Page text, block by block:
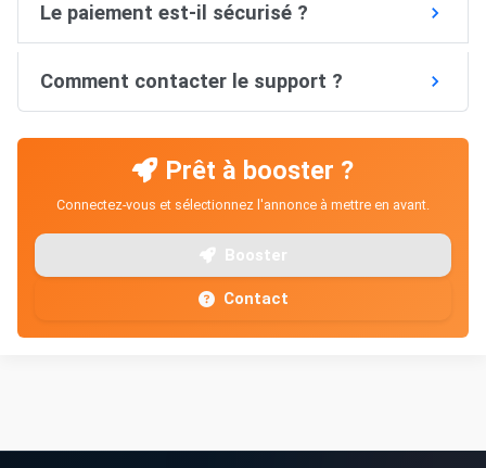
Le paiement est-il sécurisé ?
Comment contacter le support ?
Prêt à booster ?
Connectez-vous et sélectionnez l'annonce à mettre en avant.
Booster
Contact